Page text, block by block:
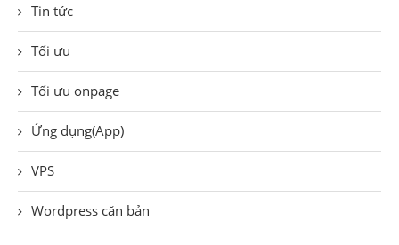
Tin tức
Tối ưu
Tối ưu onpage
Ứng dụng(App)
VPS
Wordpress căn bản